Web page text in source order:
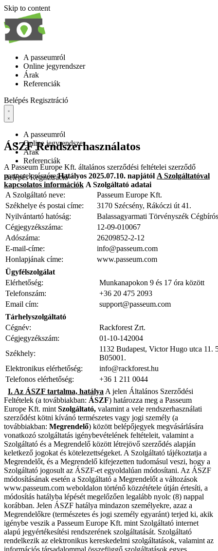
Skip to content
A passeumról
Online jegyrendszer
Árak
Referenciák
Belépés Regisztráció
A passeumról
Online jegyrendszer
Árak
Referenciák
Belépés Regisztráció
ÁSZF Rendszerhasználatos
A Passeum Europe Kft. általános szerződési feltételei szerződő
partnerek részéreHatályos 2025.07.10. napjától A Szolgáltatóval
kapcsolatos információk A Szolgáltató adatai
A Szolgáltató neve:
Passeum Europe Kft.
Székhelye és postai címe:
3170 Szécsény, Rákóczi út 41.
Nyilvántartó hatóság:
Balassagyarmati Törvényszék
Cégjegyzékszáma:
12-09-010067
Adószáma:
26209852-2-12
E-mail-címe:
info@passeum.com
Honlapjának címe:
www.passeum.com
Ügyfélszolgálat
Elérhetőség:
Munkanapokon 9 és 17 óra között
Telefonszám:
+36 20 475 2093
Email cím:
support@passeum.com
Tárhelyszolgáltató
Cégnév:
Rackforest Zrt.
Cégjegyzékszám:
01-10-142004
Székhely:
1132 Budapest, Victor Hugo utca 11.
B05001.
Elektronikus elérhetőség:
info@rackforest.hu
Telefonos elérhetőség:
+36 1 211 0044
I. Az ÁSZF tartalma, hatálya A jelen Általános Szerződési
Feltételek (a továbbiakban: ÁSZF) határozza meg a Passeum
Europe Kft. mint Szolgáltató, valamint a vele rendszerhasználati
szerződést kötni kívánó természetes vagy jogi személy (a
továbbiakban: Megrendelő) között belépőjegyek megvásárlására
vonatkozó szolgáltatás igénybevételének feltételeit, valamint a
Szolgáltató és a Megrendelő között létrejövő szerződés alapján
keletkező jogokat és kötelezettségeket. A Szolgáltató tájékoztatja a
Megrendelőt, és a Megrendelő kifejezetten tudomásul veszi, hogy a
Szolgáltató jogosult az ÁSZF-et egyoldalúan módosítani. Az ÁSZF
módosításának esetén a Szolgáltató a Megrendelőt a változások
www.passeum.com weboldalon történő közzététele útján értesíti, a
módosítás hatályba lépését megelőzően legalább nyolc (8) nappal
korábban. Jelen ÁSZF hatálya mindazon személyekre, azaz a
Megrendelőkre (természetes és jogi személy egyaránt) terjed ki, akik
igénybe veszik a Passeum Europe Kft. mint Szolgáltató internet
alapú jegyértékesítési rendszerének szolgáltatását. Szolgáltató
rendelkezik az elektronikus kereskedelmi szolgáltatások, valamint az
információs társadalommal összefüggő szolgáltatások egyes